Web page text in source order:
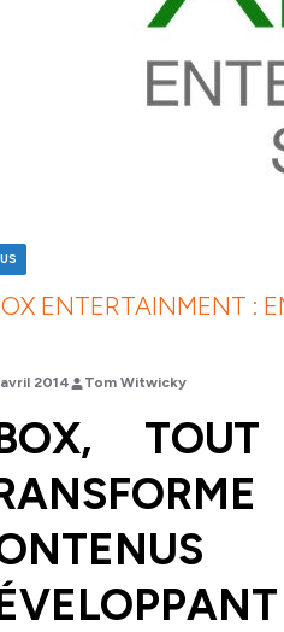
ENTERTAINMENT :
2014 Tom Witwicky